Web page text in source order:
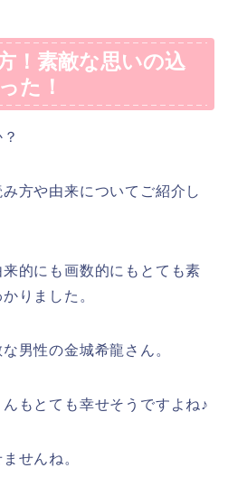
！素敵な思いの込
た！
方や由来についてご紹介し
的にも画数的にもとても素
りました。
男性の金城希龍さん。
もとても幸せそうですよね♪
せんね。